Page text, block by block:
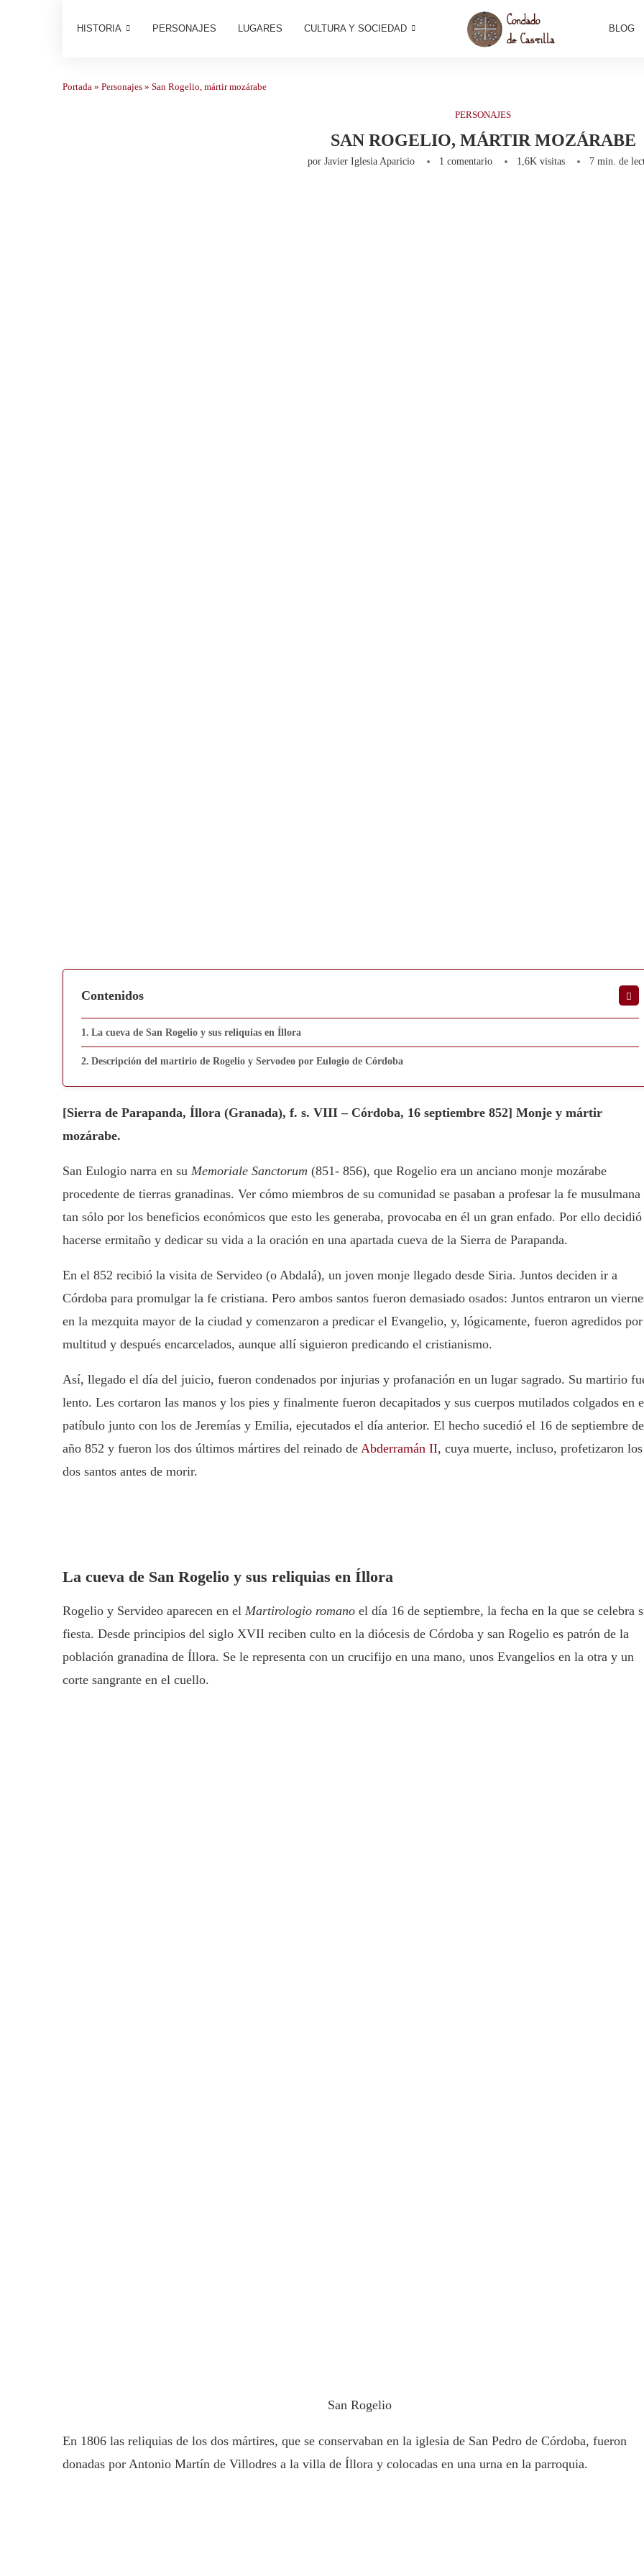
HISTORIA PERSONAJES LUGARES CULTURA Y SOCIEDAD BLOG
Portada » Personajes » San Rogelio, mártir mozárabe
PERSONAJES
SAN ROGELIO, MÁRTIR MOZÁRABE
por Javier Iglesia Aparicio 1 comentario 1,6K visitas 7 min. de
Contenidos
La cueva de San Rogelio y sus reliquias en Íllora
Descripción del martirio de Rogelio y Servodeo por Eulogio de Córdoba
[Sierra de Parapanda, Íllora (Granada), f. s. VIII – Córdoba, 16 septiembre 852] Monje y mártir
mozárabe.
San Eulogio narra en su Memoriale Sanctorum (851- 856), que Rogelio era un anciano monje mozárabe
procedente de tierras granadinas. Ver cómo miembros de su comunidad se pasaban a profesar la fe musulmana
tan sólo por los beneficios económicos que esto les generaba, provocaba en él un gran enfado. Por ello decidió
hacerse ermitaño y dedicar su vida a la oración en una apartada cueva de la Sierra de Parapanda.
En el 852 recibió la visita de Servideo (o Abdalá), un joven monje llegado desde Siria. Juntos deciden ir a
Córdoba para promulgar la fe cristiana. Pero ambos santos fueron demasiado osados: Juntos entraron un
en la mezquita mayor de la ciudad y comenzaron a predicar el Evangelio, y, lógicamente, fueron agredidos
multitud y después encarcelados, aunque allí siguieron predicando el cristianismo.
Así, llegado el día del juicio, fueron condenados por injurias y profanación en un lugar sagrado. Su martirio
lento. Les cortaron las manos y los pies y finalmente fueron decapitados y sus cuerpos mutilados colgados en
patíbulo junto con los de Jeremías y Emilia, ejecutados el día anterior. El hecho sucedió el 16 de septiembre
año 852 y fueron los dos últimos mártires del reinado de Abderramán II, cuya muerte, incluso, profetizaron los
dos santos antes de morir.
La cueva de San Rogelio y sus reliquias en Íllora
Rogelio y Servideo aparecen en el Martirologio romano el día 16 de septiembre, la fecha en la que se celebra
fiesta. Desde principios del siglo XVII reciben culto en la diócesis de Córdoba y san Rogelio es patrón de la
población granadina de Íllora. Se le representa con un crucifijo en una mano, unos Evangelios en la otra y un
corte sangrante en el cuello.
San Rogelio
En 1806 las reliquias de los dos mártires, que se conservaban en la iglesia de San Pedro de Córdoba, fueron
donadas por Antonio Martín de Villodres a la villa de Íllora y colocadas en una urna en la parroquia.